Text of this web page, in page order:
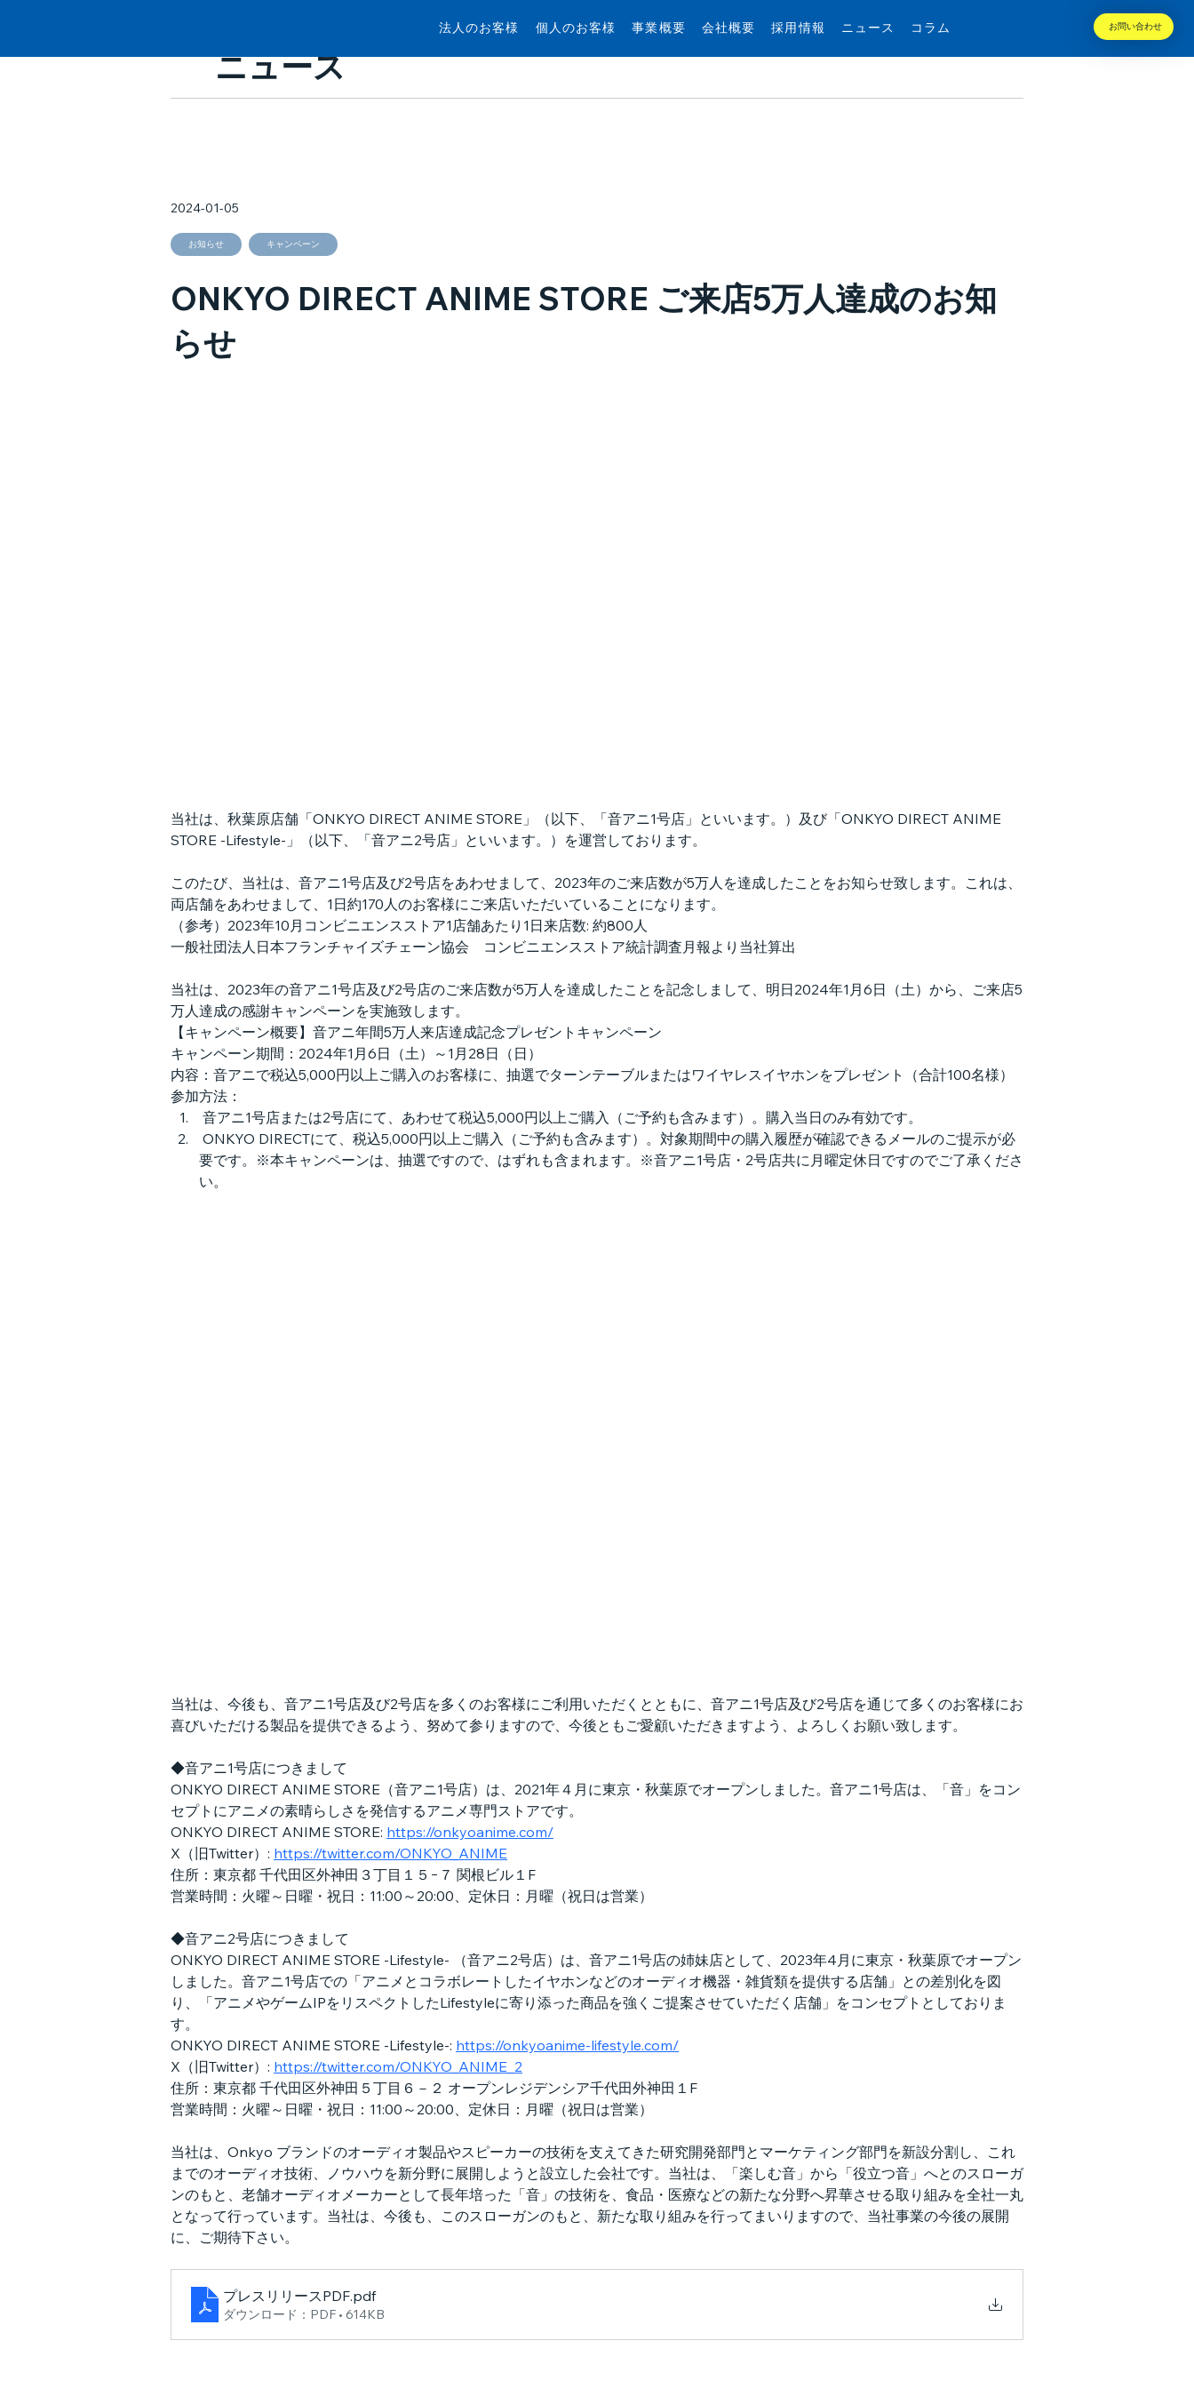
法人のお客様 個人のお客様 事業概要 会社概要 採用情報 ニュース コラム お問い合わせ
ニュース
ONKYO DIRECT ANIME STORE ご来店5万人達成のお知
らせ
お知らせ キャンペーン
2024-01-05
当社は、秋葉原店舗「ONKYO DIRECT ANIME STORE」（以下、「音アニ1号店」といいます。）及び「ONKYO DIRECT ANIME
STORE -Lifestyle-」（以下、「音アニ2号店」といいます。）を運営しております。
このたび、当社は、音アニ1号店及び2号店をあわせまして、2023年のご来店数が5万人を達成したことをお知らせ致します。これは、
両店舗をあわせまして、1日約170人のお客様にご来店いただいていることになります。
（参考）2023年10月コンビニエンスストア1店舗あたり1日来店数: 約800人
一般社団法人日本フランチャイズチェーン協会　コンビニエンスストア統計調査月報より当社算出
当社は、2023年の音アニ1号店及び2号店のご来店数が5万人を達成したことを記念しまして、明日2024年1月6日（土）から、ご来店5
万人達成の感謝キャンペーンを実施致します。
【キャンペーン概要】音アニ年間5万人来店達成記念プレゼントキャンペーン
キャンペーン期間：2024年1月6日（土）～1月28日（日）
内容：音アニで税込5,000円以上ご購入のお客様に、抽選でターンテーブルまたはワイヤレスイヤホンをプレゼント（合計100名様）
参加方法：
音アニ1号店または2号店にて、あわせて税込5,000円以上ご購入（ご予約も含みます）。購入当日のみ有効です。
要です。※本キャンペーンは、抽選ですので、はずれも含まれます。※音アニ1号店・2号店共に月曜定休日ですのでご了承くださ
い。
当社は、今後も、音アニ1号店及び2号店を多くのお客様にご利用いただくとともに、音アニ1号店及び2号店を通じて多くのお客様にお
喜びいただける製品を提供できるよう、努めて参りますので、今後ともご愛顧いただきますよう、よろしくお願い致します。
◆音アニ1号店につきまして
ONKYO DIRECT ANIME STORE（音アニ1号店）は、2021年４月に東京・秋葉原でオープンしました。音アニ1号店は、「音」をコン
セプトにアニメの素晴らしさを発信するアニメ専門ストアです。
ONKYO DIRECT ANIME STORE: https://onkyoanime.com/
X（旧Twitter）: https://twitter.com/ONKYO_ANIME
住所：東京都 千代田区外神田３丁目１５−７ 関根ビル１F
営業時間：火曜～日曜・祝日：11:00～20:00、定休日：月曜（祝日は営業）
◆音アニ2号店につきまして
ONKYO DIRECT ANIME STORE -Lifestyle- （音アニ2号店）は、音アニ1号店の姉妹店として、2023年4月に東京・秋葉原でオープン
しました。音アニ1号店での「アニメとコラボレートしたイヤホンなどのオーディオ機器・雑貨類を提供する店舗」との差別化を図
り、「アニメやゲームIPをリスペクトしたLifestyleに寄り添った商品を強くご提案させていただく店舗」をコンセプトとしておりま
す。
ONKYO DIRECT ANIME STORE -Lifestyle-: https://onkyoanime-lifestyle.com/
X（旧Twitter）: https://twitter.com/ONKYO_ANIME_2
住所：東京都 千代田区外神田５丁目６－２ オープンレジデンシア千代田外神田１F
営業時間：火曜～日曜・祝日：11:00～20:00、定休日：月曜（祝日は営業）
当社は、Onkyo ブランドのオーディオ製品やスピーカーの技術を支えてきた研究開発部門とマーケティング部門を新設分割し、これ
までのオーディオ技術、ノウハウを新分野に展開しようと設立した会社です。当社は、「楽しむ音」から「役立つ音」へとのスローガ
ンのもと、老舗オーディオメーカーとして長年培った「音」の技術を、食品・医療などの新たな分野へ昇華させる取り組みを全社一丸
となって行っています。当社は、今後も、このスローガンのもと、新たな取り組みを行ってまいりますので、当社事業の今後の展開
に、ご期待下さい。
プレスリリースPDF.pdf
ダウンロード：PDF • 614KB